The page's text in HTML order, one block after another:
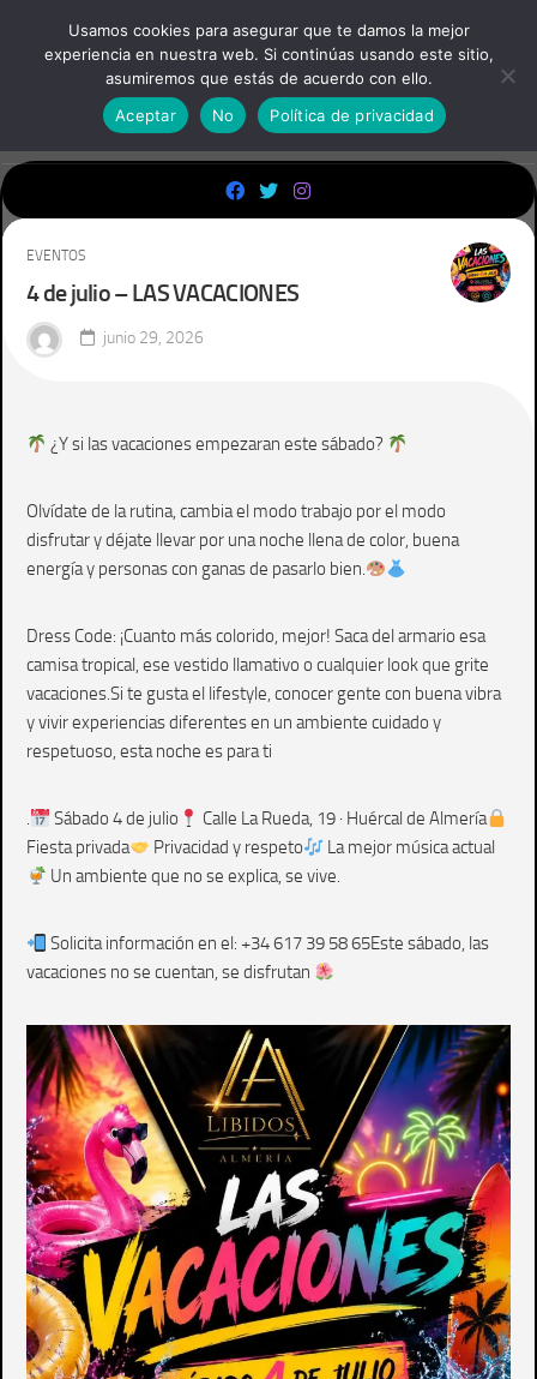
content
EVENTOS
4 de julio – LAS VACACIONES
junio 29, 2026
¿Y si las vacaciones empezaran este sábado?
Olvídate de la rutina, cambia el modo trabajo por el modo
disfrutar y déjate llevar por una noche llena de color, buena
energía y personas con ganas de pasarlo bien.
Dress Code: ¡Cuanto más colorido, mejor! Saca del armario esa
camisa tropical, ese vestido llamativo o cualquier look que grite
vacaciones.Si te gusta el lifestyle, conocer gente con buena vibra
y vivir experiencias diferentes en un ambiente cuidado y
respetuoso, esta noche es para ti
. Sábado 4 de julio
Calle La Rueda, 19 · Huércal de Almería
Fiesta privada
Privacidad y respeto
La mejor música actual
Un ambiente que no se explica, se vive.
Solicita información en el: +34 617 39 58 65Este sábado, las
vacaciones no se cuentan, se disfrutan
Usamos cookies para asegurar que te damos la mejor
experiencia en nuestra web. Si continúas usando este sitio,
asumiremos que estás de acuerdo con ello.
Aceptar
No Política de privacidad